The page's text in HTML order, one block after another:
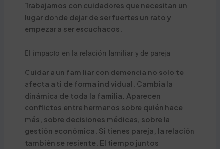
Trabajamos con cuidadores que necesitan un
lugar donde dejar de ser fuertes un rato y
empezar a ser escuchados.
El impacto en la relación familiar y de pareja
Cuidar a un familiar con demencia no solo te
afecta a ti de forma individual. Cambia la
dinámica de toda la familia. Aparecen
conflictos entre hermanos sobre quién hace
más, sobre decisiones médicas, sobre la
gestión económica. Si tienes pareja, la relación
también se resiente. El tiempo juntos